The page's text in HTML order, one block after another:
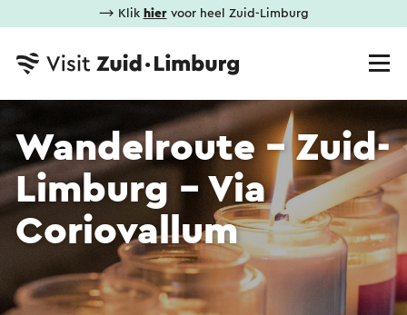
⟶ Klik hiervoor heel Zuid-Limburg
Wandelroute - Zuid-
Limburg - Via
Coriovallum